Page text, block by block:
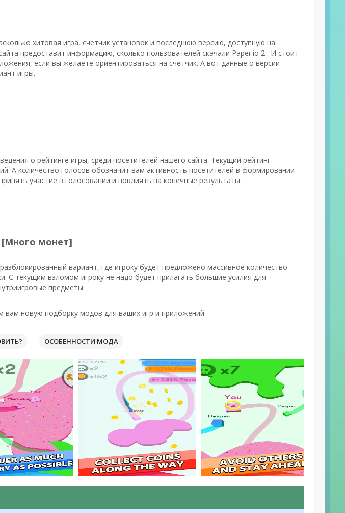
хитовая игра, счетчик установок и последнюю версию, доступную на
предоставит информацию, сколько пользователей скачали Paper.io 2 . И стоит
если вы желаете ориентироваться на счетчик. А вот данные о версии
игры.
о рейтинге игры, среди посетителей нашего сайта. Текущий рейтинг
А количество голосов обозначит вам активность посетителей в формировании
участие в голосовании и повлиять на конечные результаты.
[Много монет]
вариант, где игроку будет предложено массивное количество
С текущим взломом игроку не надо будет прилагать большие усилия для
предметы.
новую подборку модов для ваших игр и приложений.
ОСОБЕННОСТИ МОДА